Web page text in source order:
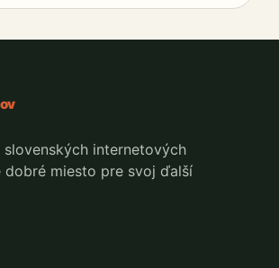
internetových
dobré miesto pre svoj ďalší